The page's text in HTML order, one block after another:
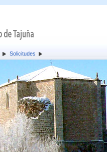
Solicitudes